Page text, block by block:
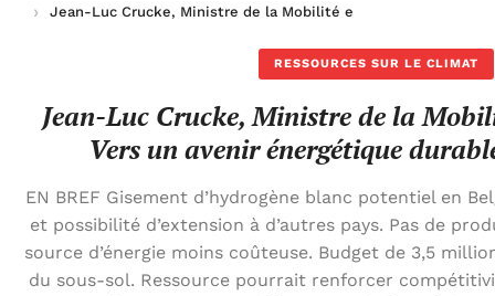
Jean-Luc Crucke, Ministre de la Mobilité et du Climat : «
RESSOURCES SUR LE CLIMAT
Jean-Luc Crucke, Ministre de la
Vers un avenir énergétique
EN BREF Gisement d’hydrogène blanc potentiel en
et possibilité d’extension à d’autres pays. Pas de
source d’énergie moins coûteuse. Budget de 3,5
du sous-sol. Ressource pourrait renforcer